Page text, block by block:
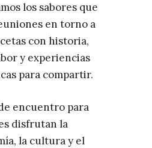
los sabores que
en torno a
con historia,
y experiencias
para compartir.
encuentro para
disfrutan la
la cultura y el